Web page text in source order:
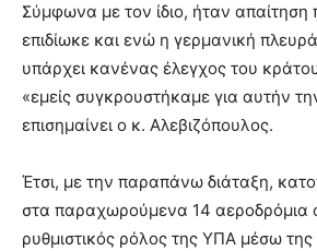
Σύμφωνα με τον ίδιο, ήταν
επιδίωκε και ενώ η γερμανική
υπάρχει κανένας έλεγχος του
«εμείς συγκρουστήκαμε για αυτήν
επισημαίνει ο κ. Αλεβιζόπουλος.
Έτσι, με την παραπάνω διάταξη,
στα παραχωρούμενα 14 αεροδρόμια
ρυθμιστικός ρόλος της ΥΠΑ μέσω της